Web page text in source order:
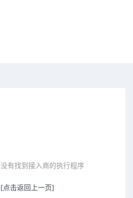
没有找到接入商的执行程序
[点击返回上一页]